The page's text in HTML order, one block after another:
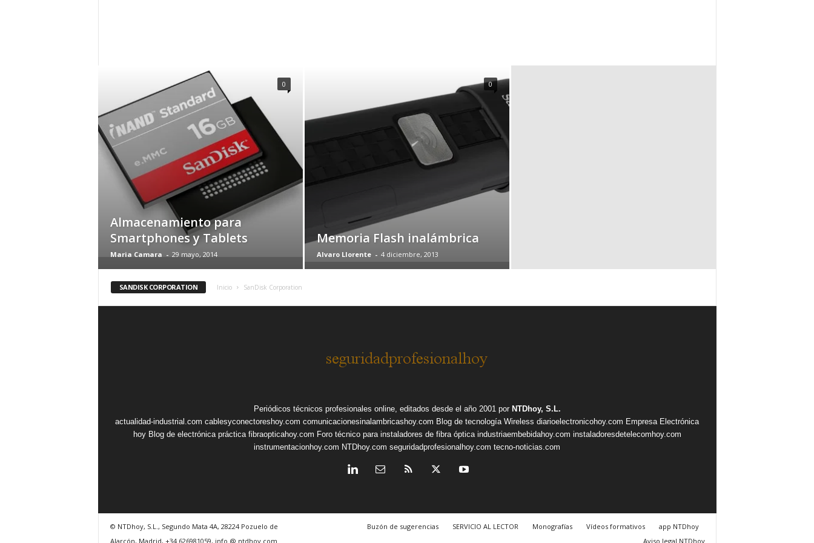
Almacenamiento para
Smartphones y Tablets
Maria Camara - 29 mayo, 2014
0
Memoria Flash inalámbrica
Alvaro Llorente - 4 diciembre, 2013
0
SANDISK CORPORATION Inicio SanDisk Corporation
Periódicos técnicos profesionales online, editados desde el año 2001 por NTDhoy, S.L.
actualidad-industrial.com cablesyconectoreshoy.com comunicacionesinalambricashoy.com Blog de tecnología Wireless diarioelectronicohoy.com Empresa Electrónica
hoy Blog de electrónica práctica fibraopticahoy.com Foro técnico para instaladores de fibra óptica industriaembebidahoy.com instaladoresdetelecomhoy.com
instrumentacionhoy.com NTDhoy.com seguridadprofesionalhoy.com tecno-noticias.com
Buzón de sugerencias SERVICIO AL LECTOR Monografías Vídeos formativos
app NTDhoy
Aviso legal NTDhoy
© NTDhoy, S.L., Segundo Mata 4A, 28224 Pozuelo de
Alarcón, Madrid, +34 626981059, info @ ntdhoy.com